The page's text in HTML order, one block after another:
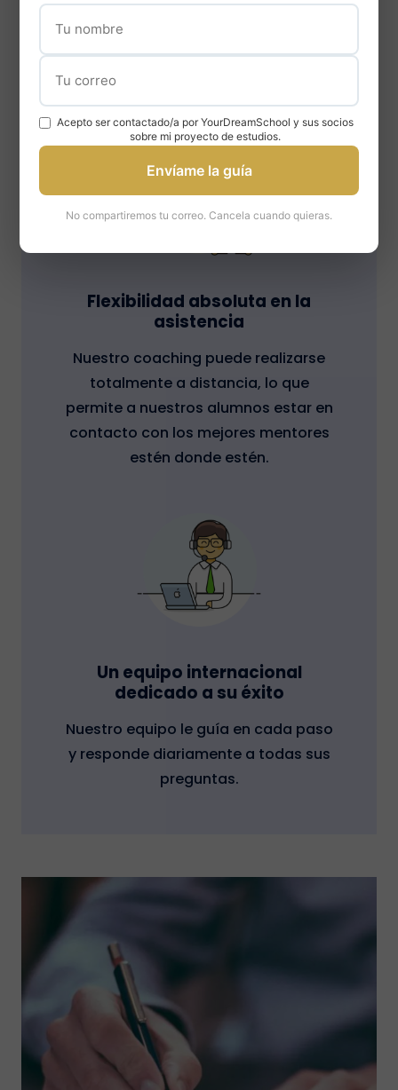
rígido y estandarizado, sino que
adaptamos nuestro apoyo a las
necesidades individuales de cada
Flexibilidad absoluta en la
asistencia
Nuestro coaching puede realizarse
totalmente a distancia, lo que
permite a nuestros alumnos estar en
contacto con los mejores mentores
estén donde estén.
Un equipo internacional
dedicado a su éxito
Nuestro equipo le guía en cada paso
y responde diariamente a todas sus
preguntas.
Acepto ser contactado/a por YourDreamSchool y sus socios
sobre mi proyecto de estudios.
Envíame la guía
No compartiremos tu correo. Cancela cuando quieras.